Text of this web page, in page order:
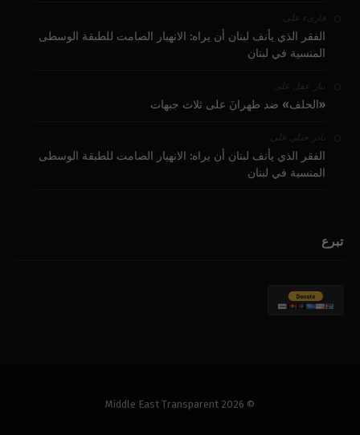
قارىء على
الفقر الذي يأنف لبنان أن يراه: الانهيار الصامت للطبقة الوسطى
المنسية في لبنان
بيار عقل على
«الحلف» ضد طهرانَ على ثلاث جبهات
نادر جبلي على
الفقر الذي يأنف لبنان أن يراه: الانهيار الصامت للطبقة الوسطى
المنسية في لبنان
تبرع
© 2026 Middle East Transparent